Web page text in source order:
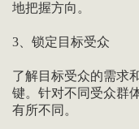
地把握方向。
3、锁定目标受众
了解目标受众的需求
键。针对不同受众群
有所不同。